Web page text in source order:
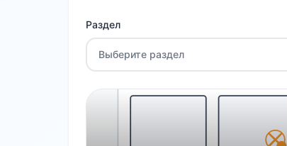
Раздел
Выберите раздел